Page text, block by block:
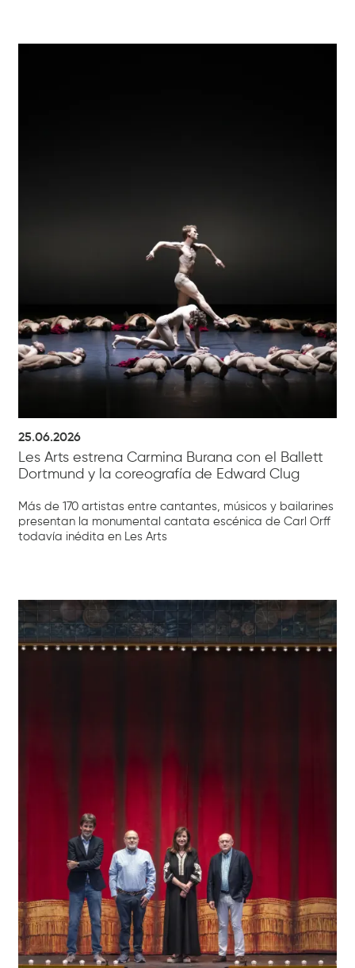
25.06.2026
Les Arts estrena Carmina Burana con el Ballett
Dortmund y la coreografía de Edward Clug
Más de 170 artistas entre cantantes, músicos y bailarines
presentan la monumental cantata escénica de Carl Orff
todavía inédita en Les Arts